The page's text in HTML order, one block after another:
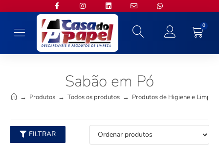
0
Sabão em Pó
→ Produtos → Todos os produtos → Produtos de Higiene e
FILTRAR